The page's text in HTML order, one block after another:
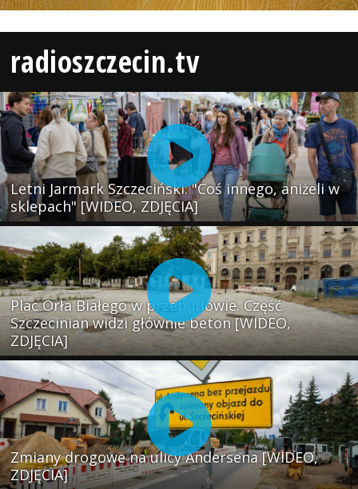
radioszczecin.tv
Letni Jarmark Szczeciński. "Coś innego, aniżeli w
sklepach" [WIDEO, ZDJĘCIA]
Plac Orła Białego w przebudowie. Część
Szczecinian widzi głównie beton [WIDEO,
ZDJĘCIA]
Zmiany drogowe na ulicy Andersena [WIDEO,
ZDJĘCIA]